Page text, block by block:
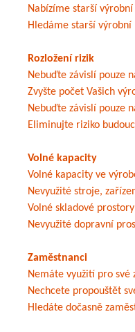
Nabízíme starší
Hledáme starší výrobní
Rozložení rizik
Nebuďte závislí pouze
Zvyšte počet Vašich
Nebuďte závislí pouze
Eliminujte riziko
Volné kapacity
Volné kapacity ve
Nevyužité stroje,
Volné skladové prostory
Nevyužité dopravní
Zaměstnanci
Nemáte využití pro své
Nechcete propouštět
Hledáte dočasně